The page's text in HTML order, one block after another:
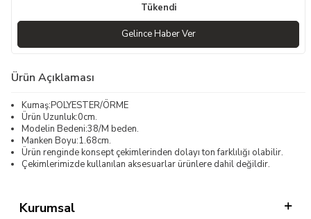
Tükendi
Gelince Haber Ver
Ürün Açıklaması
Kumaş:POLYESTER/ÖRME
Ürün Uzunluk:0cm.
Modelin Bedeni:38/M beden.
Manken Boyu:1.68cm.
Ürün renginde konsept çekimlerinden dolayı ton farklılığı olabilir.
Çekimlerimizde kullanılan aksesuarlar ürünlere dahil değildir.
Kurumsal